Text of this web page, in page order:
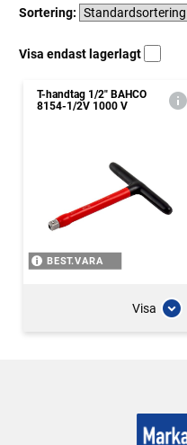
Sortering:
Visa endast lagerlagt
T-handtag 1/2" BAHCO
8154-1/2V 1000 V
BEST.VARA
Visa